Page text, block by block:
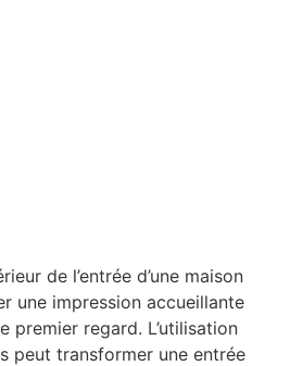
de l’entrée d’une maison
une impression accueillante
premier regard. L’utilisation
peut transformer une entrée